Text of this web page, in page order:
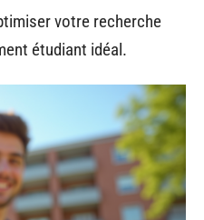
votre recherche
étudiant idéal.